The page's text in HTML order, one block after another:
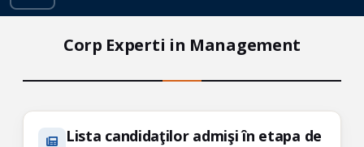
Corp Experti in Management
Lista candidaţilor admişi în etapa de